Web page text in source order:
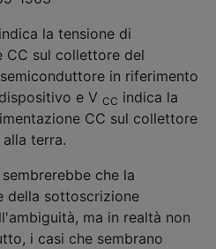
indica la tensione di
CC sul collettore del
in riferimento
e V CC indica la
CC sul collettore
terra.
che la
della sottoscrizione
ma in realtà non
i casi che sembrano